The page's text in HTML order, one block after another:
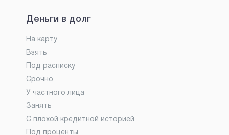
Деньги в долг
На карту
Взять
Под расписку
Срочно
У частного лица
Занять
С плохой кредитной историей
Под проценты